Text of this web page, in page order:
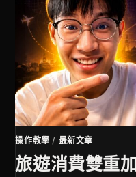
操作教學 / 最新文章
旅遊消費雙重